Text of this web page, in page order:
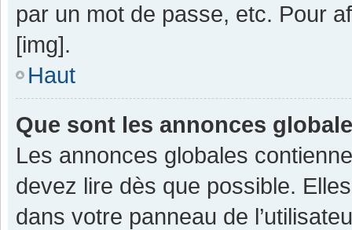
par un mot de passe, etc. Pour
[img].
Haut
Que sont les annonces
Les annonces globales
devez lire dès que possible.
dans votre panneau de